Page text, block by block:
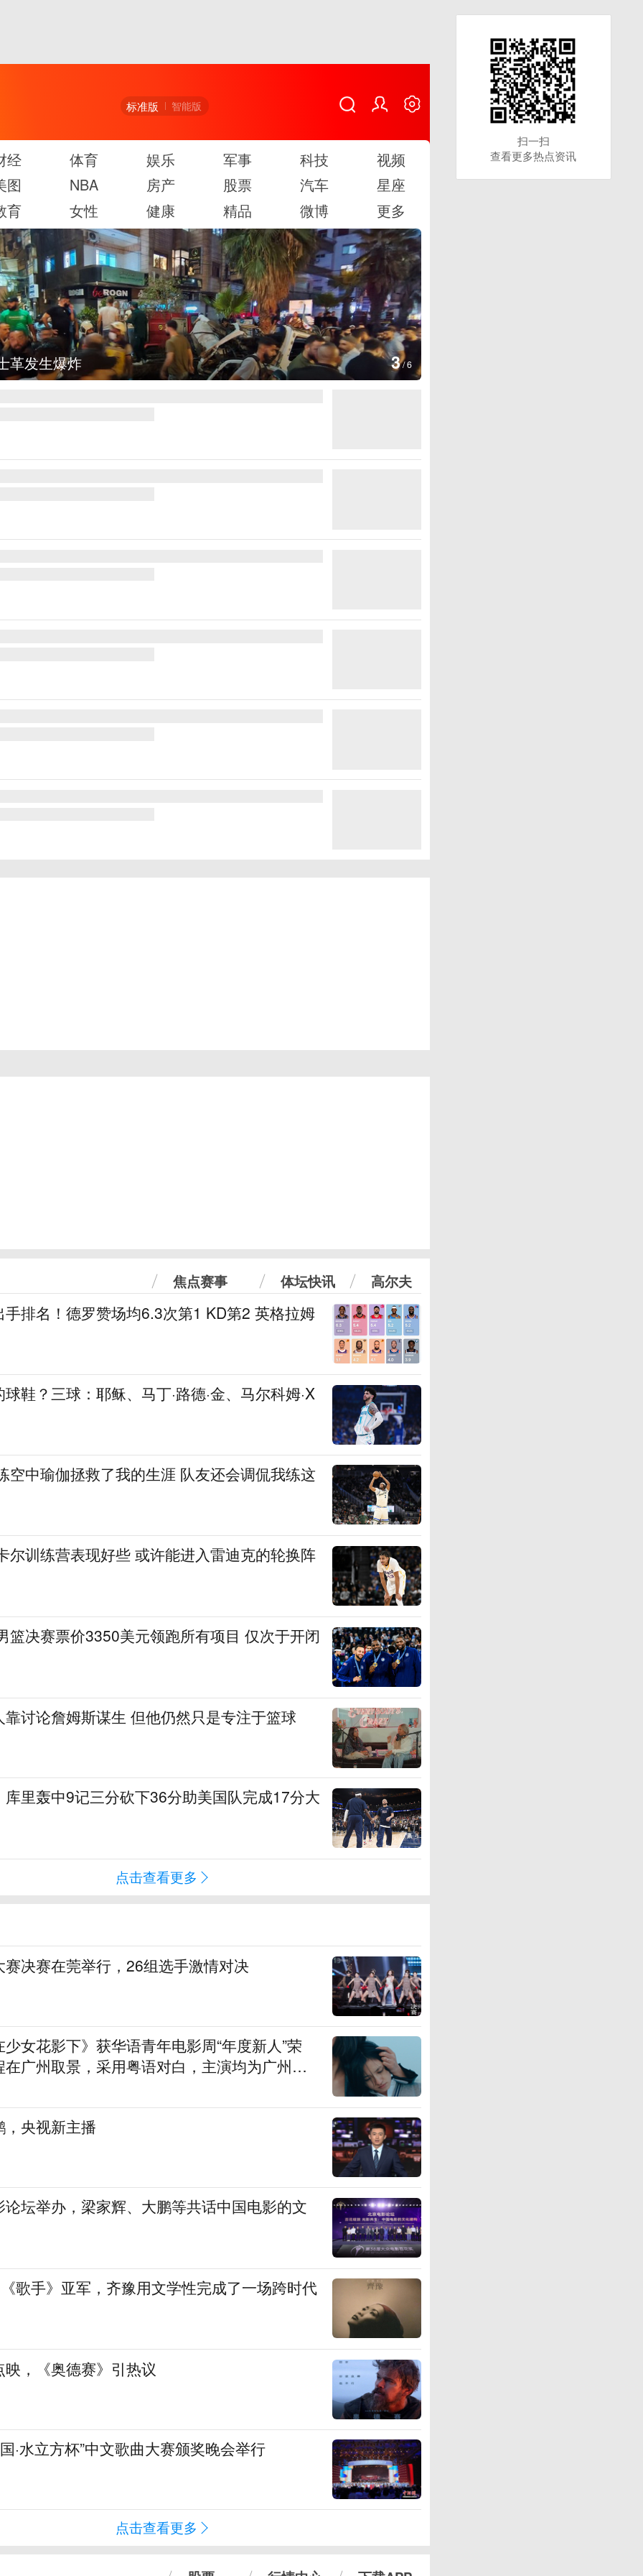
标准版 智能版
经 体育 娱乐 军事 科技
视频
图
NBA 房产 股票 汽车
星座
育
女性 健康 精品 微博 更多
图集
云南弥勒：欢庆火把节 4/6
焦点赛事 体坛快讯 高尔夫
手排名！德罗赞场均6.3次第1 KD第2 英格拉姆
鞋？三球：耶稣、马丁·路德·金、马尔科姆·X
空中瑜伽拯救了我的生涯 队友还会调侃我练这
尔训练营表现好些 或许能进入雷迪克的轮换阵
篮决赛票价3350美元领跑所有项目 仅次于开闭
讨论詹姆斯谋生 但他仍然只是专注于篮球
里轰中9记三分砍下36分助美国队完成17分大
点击查看更多
决赛在莞举行，26组选手激情对决
女花影下》获华语青年电影周“年度新人”荣
广州取景，采用粤语对白，主演均为广州本
央视新主播
坛举办，梁家辉、大鹏等共话中国电影的文
歌手》亚军，齐豫用文学性完成了一场跨时代
，《奥德赛》引热议
·水立方杯”中文歌曲大赛颁奖晚会举行
点击查看更多
扫一扫
查看更多热点资讯
扫一扫
查看更多热点资讯